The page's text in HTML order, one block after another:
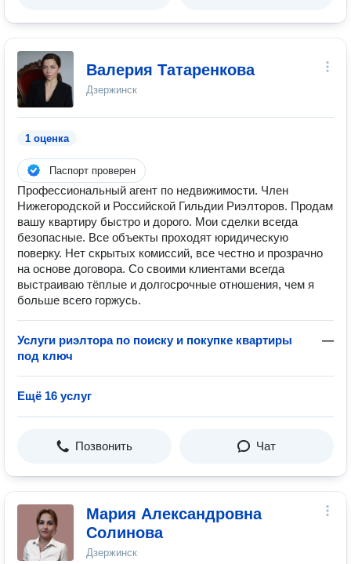
Валерия Татаренкова
Дзержинск
1 оценка
Паспорт проверен
Профессиональный агент по недвижимости. Член
Нижегородской и Российской Гильдии Риэлторов. Продам
вашу квартиру быстро и дорого. Мои сделки всегда
безопасные. Все объекты проходят юридическую
поверку. Нет скрытых комиссий, все честно и прозрачно
на основе договора. Со своими клиентами всегда
выстраиваю тёплые и долгосрочные отношения, чем я
больше всего горжусь.
Услуги риэлтора по поиску и покупке квартиры
под ключ
—
Ещё 16 услуг
Позвонить Чат
Мария Александровна
Солинова
Дзержинск